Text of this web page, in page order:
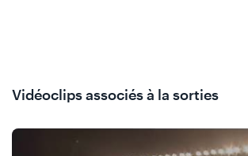
Vidéoclips associés à la sorties